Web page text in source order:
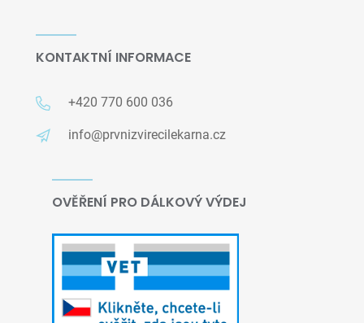
KONTAKTNÍ INFORMACE
+420 770 600 036
info@prvnizvirecilekarna.cz
OVĚŘENÍ PRO DÁLKOVÝ VÝDEJ